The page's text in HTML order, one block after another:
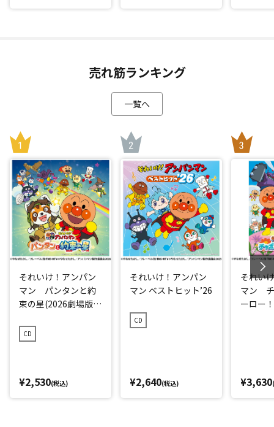
売れ筋ランキング
一覧へ
それいけ！アンパン
マン パンタンと約
束の星(2026劇場版ベ
CD
¥2,530(税込)
それいけ！アンパン
マン ベストヒット’26
CD
¥2,640(税込)
それい
マン チ
ーロー
¥3,630